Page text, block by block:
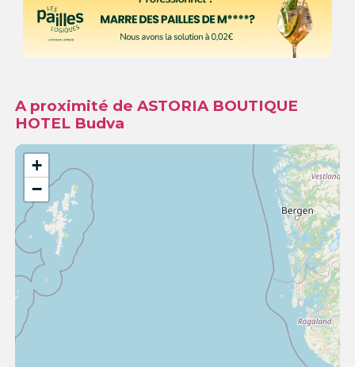
A proximité de ASTORIA BOUTIQUE
HOTEL Budva
+
−